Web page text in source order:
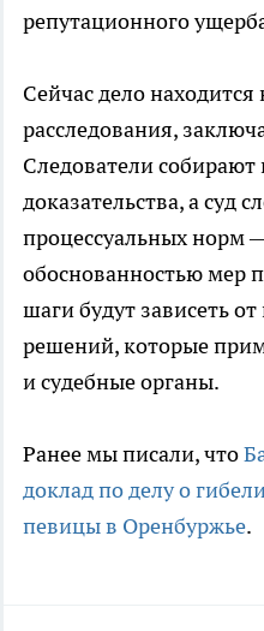
репутационного
Сейчас дело находится
расследования,
Следователи
доказательства, а суд
процессуальных норм
обоснованностью мер
шаги будут зависеть
решений, которые
и судебные органы.
Ранее мы писали, что
доклад по делу о
певицы в Оренбуржье.